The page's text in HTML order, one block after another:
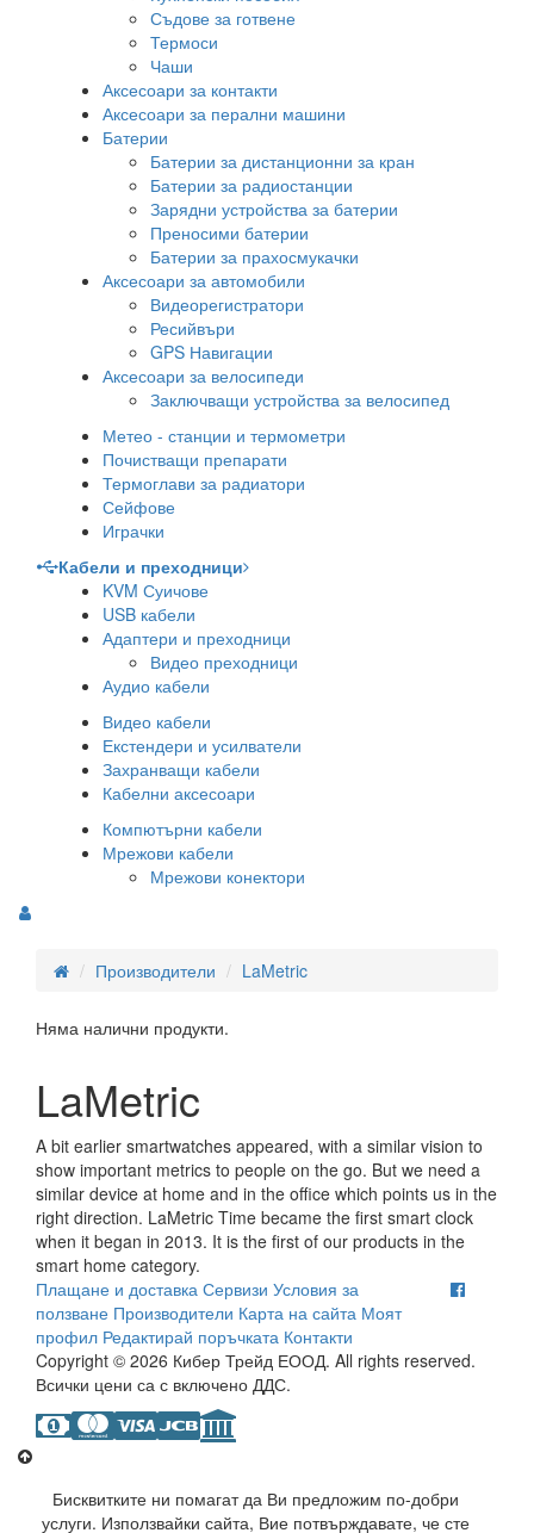
Съдове за готвене
Термоси
Чаши
Аксесоари за контакти
Аксесоари за перални машини
Батерии
Батерии за дистанционни за кран
Батерии за радиостанции
Зарядни устройства за батерии
Преносими батерии
Батерии за прахосмукачки
Аксесоари за автомобили
Видеорегистратори
Ресийвъри
GPS Навигации
Аксесоари за велосипеди
Заключващи устройства за велосипед
Метео - станции и термометри
Почистващи препарати
Термоглави за радиатори
Сейфове
Играчки
Кабели и преходници
KVM Суичове
USB кабели
Адаптери и преходници
Видео преходници
Аудио кабели
Видео кабели
Екстендери и усилватели
Захранващи кабели
Кабелни аксесоари
Компютърни кабели
Мрежови кабели
Мрежови конектори
Производители LaMetric
Няма налични продукти.
LaMetric
A bit earlier smartwatches appeared, with a similar vision to
show important metrics to people on the go. But we need a
similar device at home and in the office which points us in the
right direction. LaMetric Time became the first smart clock
when it began in 2013. It is the first of our products in the
smart home category.
Плащане и доставка Сервизи Условия за
ползване Производители Карта на сайта Моят
профил Редактирай поръчката Контакти
Copyright © 2026 Кибер Трейд ЕООД. All rights reserved.
Всички цени са с включено ДДС.
Бисквитките ни помагат да Ви предложим по-добри
услуги. Използвайки сайта, Вие потвърждавате, че сте